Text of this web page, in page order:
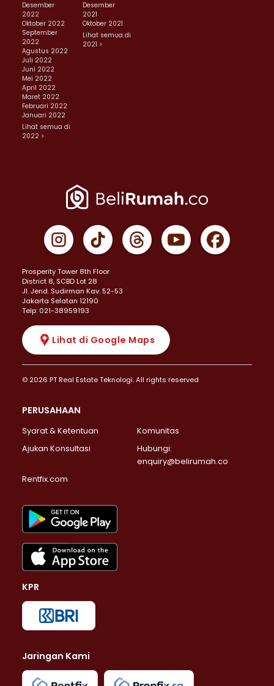
Desember
2022
Oktober 2022
September
2022
Agustus 2022
Juli 2022
Juni 2022
Mei 2022
April 2022
Maret 2022
Februari 2022
Januari 2022
Lihat semua di
2022 >
Desember
2021
Oktober 2021
Lihat semua di
2021 >
Prosperity Tower 8th Floor
District 8, SCBD Lot 28
JI. Jend. Sudirman Kav. 52-53
Jakarta Selatan 12190
Telp: 021-38959193
Lihat di Google Maps
© 2026 PT Real Estate Teknologi. All rights reserved
PERUSAHAAN
Syarat & Ketentuan
Komunitas
Ajukan Konsultasi
Hubungi:
enquiry@belirumah.co
Rentfix.com
KPR
Jaringan Kami